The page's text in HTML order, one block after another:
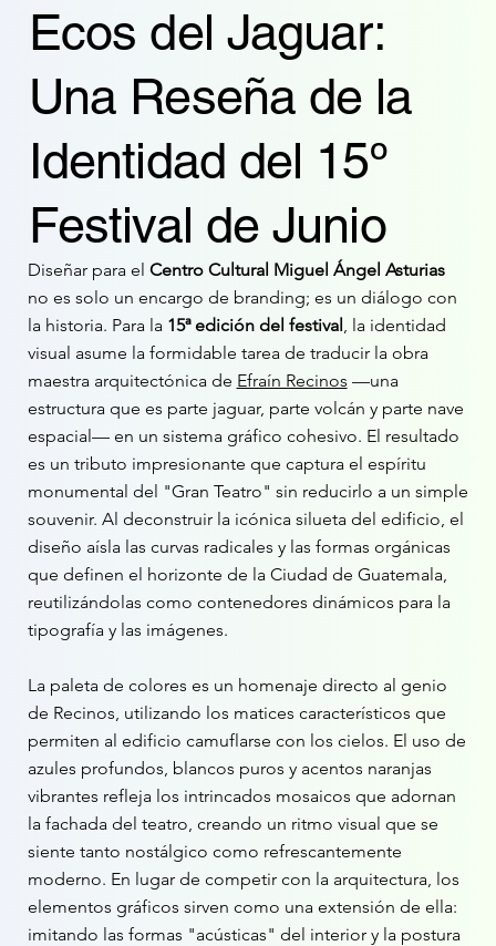
Ecos del Jaguar:
Una Reseña de la
Identidad del 15º
Festival de Junio
Diseñar para el Centro Cultural Miguel Ángel Asturias
no es solo un encargo de branding; es un diálogo con
la historia. Para la 15ª edición del festival, la identidad
visual asume la formidable tarea de traducir la obra
maestra arquitectónica de Efraín Recinos —una
estructura que es parte jaguar, parte volcán y parte nave
espacial— en un sistema gráfico cohesivo. El resultado
es un tributo impresionante que captura el espíritu
monumental del "Gran Teatro" sin reducirlo a un simple
souvenir. Al deconstruir la icónica silueta del edificio, el
diseño aísla las curvas radicales y las formas orgánicas
que definen el horizonte de la Ciudad de Guatemala,
reutilizándolas como contenedores dinámicos para la
tipografía y las imágenes.
La paleta de colores es un homenaje directo al genio
de Recinos, utilizando los matices característicos que
permiten al edificio camuflarse con los cielos. El uso de
azules profundos, blancos puros y acentos naranjas
vibrantes refleja los intrincados mosaicos que adornan
la fachada del teatro, creando un ritmo visual que se
siente tanto nostálgico como refrescantemente
moderno. En lugar de competir con la arquitectura, los
elementos gráficos sirven como una extensión de ella:
imitando las formas "acústicas" del interior y la postura